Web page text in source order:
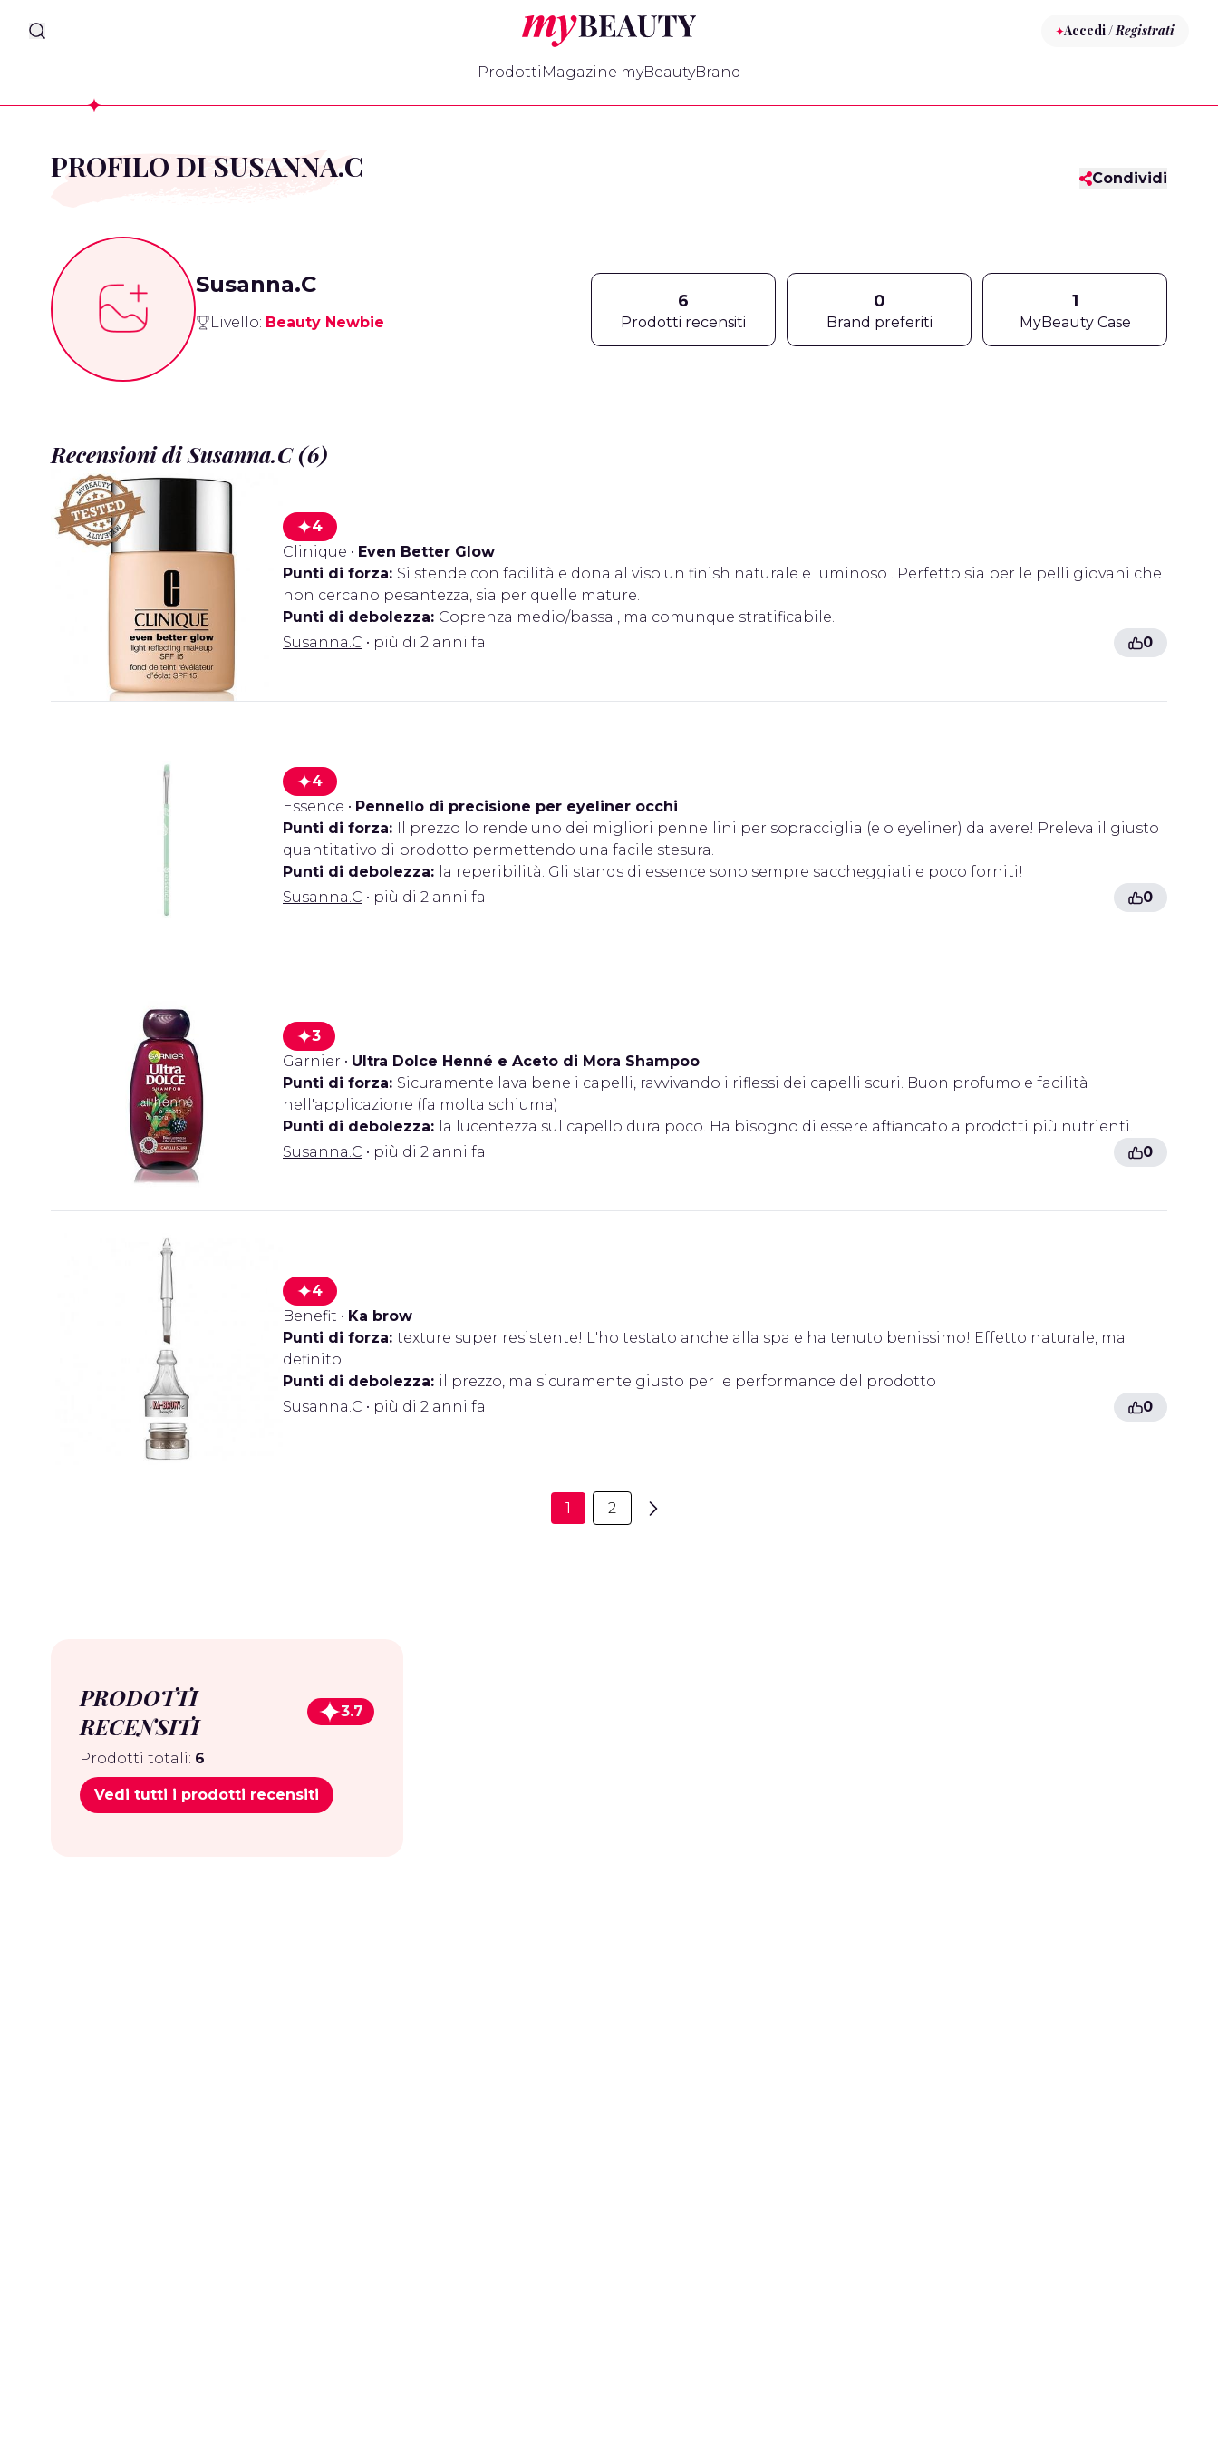
myBeauty Accedi /Registrati
Prodotti Magazine myBeautyBrand
PROFILO DI SUSANNA.C Condividi
Susanna.C
Livello: Beauty Newbie
6
Prodotti recensiti
0
Brand preferiti
1
MyBeauty Case
Recensioni di Susanna.C (6)
4
Clinique • Even Better Glow
Punti di forza: Si stende con facilità e dona al viso un finish naturale e luminoso . Perfetto sia per le pelli giovani che
non cercano pesantezza, sia per quelle mature.
Punti di debolezza: Coprenza medio/bassa , ma comunque stratificabile.
Susanna.C • più di 2 anni fa 0
4
Essence • Pennello di precisione per eyeliner occhi
Punti di forza: Il prezzo lo rende uno dei migliori pennellini per sopracciglia (e o eyeliner) da avere! Preleva il giusto
quantitativo di prodotto permettendo una facile stesura.
Punti di debolezza: la reperibilità. Gli stands di essence sono sempre saccheggiati e poco forniti!
Susanna.C • più di 2 anni fa 0
3
Garnier • Ultra Dolce Henné e Aceto di Mora Shampoo
Punti di forza: Sicuramente lava bene i capelli, ravvivando i riflessi dei capelli scuri. Buon profumo e facilità
nell'applicazione (fa molta schiuma)
Punti di debolezza: la lucentezza sul capello dura poco. Ha bisogno di essere affiancato a prodotti più nutrienti.
Susanna.C • più di 2 anni fa 0
4
Benefit • Ka brow
Punti di forza: texture super resistente! L'ho testato anche alla spa e ha tenuto benissimo! Effetto naturale, ma
definito
Punti di debolezza: il prezzo, ma sicuramente giusto per le performance del prodotto
Susanna.C • più di 2 anni fa 0
1 2
PRODOTTI
RECENSITI
3.7
Prodotti totali: 6
Vedi tutti i prodotti recensiti